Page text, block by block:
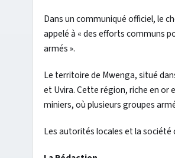
Dans un communiqué officiel, le
appelé à « des efforts communs
armés ».
Le territoire de Mwenga, situé
et Uvira. Cette région, riche en or
miniers, où plusieurs groupes
Les autorités locales et la société